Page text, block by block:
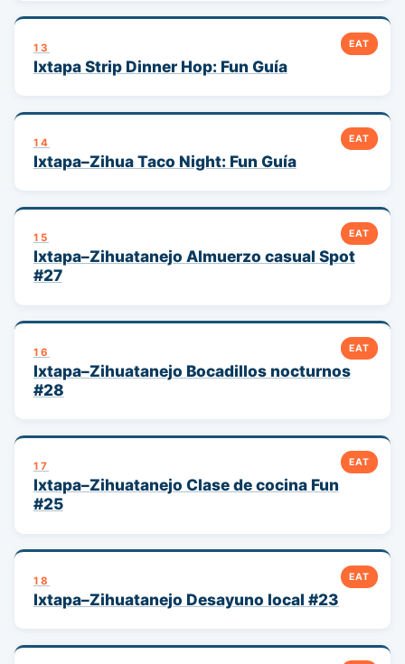
EAT
13
Ixtapa Strip Dinner Hop: Fun Guía
EAT
14
Ixtapa–Zihua Taco Night: Fun Guía
EAT
15
Ixtapa–Zihuatanejo Almuerzo casual Spot
#27
EAT
16
Ixtapa–Zihuatanejo Bocadillos nocturnos
#28
EAT
17
Ixtapa–Zihuatanejo Clase de cocina Fun
#25
EAT
18
Ixtapa–Zihuatanejo Desayuno local #23